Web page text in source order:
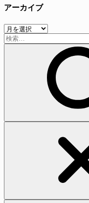
ゴ
ー
アーカイブ
ア
ー
検
索: